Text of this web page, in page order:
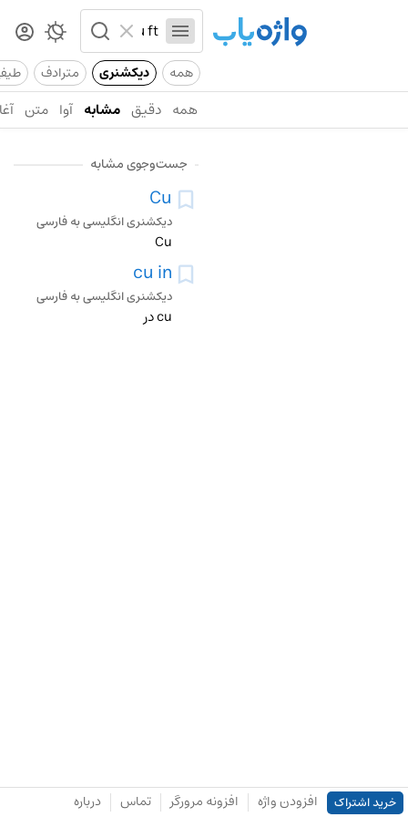
همه دیکشنری مترادف
همه دقیق مشابه آوا متن
جست‌وجوی مشابه
Cu
دیکشنری انگلیسی به فارسی
Cu
cu in
دیکشنری انگلیسی به فارسی
cu در
خرید اشتراک افزودن واژه افزونه مرورگر تماس درباره